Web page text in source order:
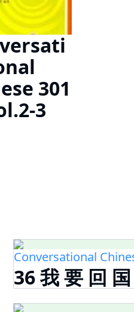
301
3
Conversational
36 我 要 回